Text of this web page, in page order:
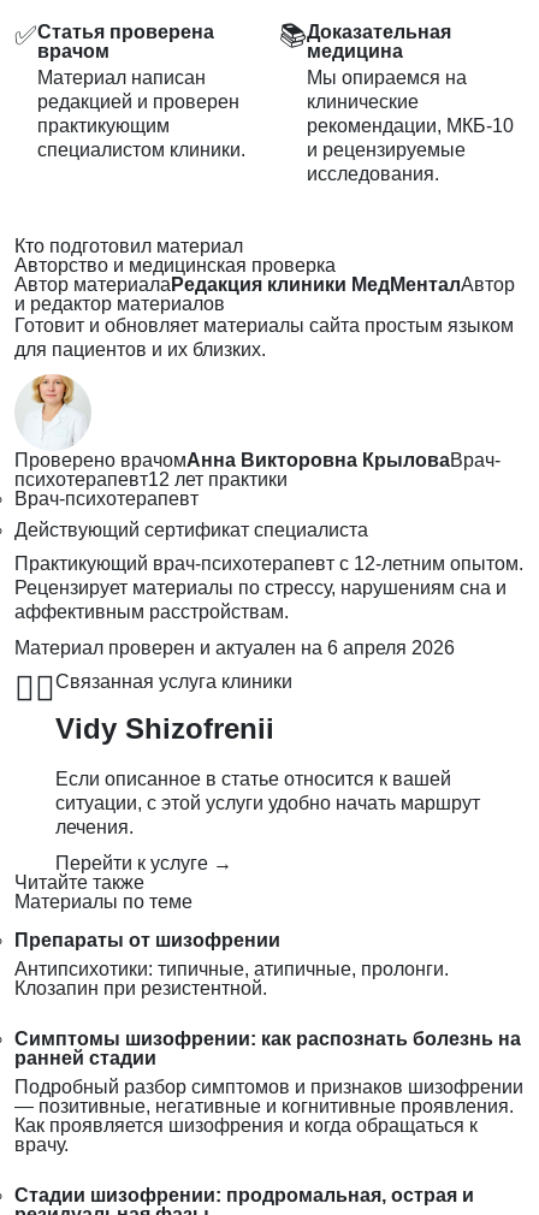
✅Статья проверена
врачом
Материал написан
редакцией и проверен
практикующим
специалистом клиники.
📚Доказательная
медицина
Мы опираемся на
клинические
рекомендации, МКБ-10
и рецензируемые
исследования.
Кто подготовил материал
Авторство и медицинская проверка
Автор материала Редакция клиники МедМенталАвтор
и редактор материалов
Готовит и обновляет материалы сайта простым языком
для пациентов и их близких.
Проверено врачомАнна Викторовна КрыловаВрач-
психотерапевт12 лет практики
Врач-психотерапевт
Действующий сертификат специалиста
Практикующий врач-психотерапевт с 12-летним опытом.
Рецензирует материалы по стрессу, нарушениям сна и
аффективным расстройствам.
Материал проверен и актуален на 6 апреля 2026
👨‍⚕️Связанная услуга клиники
Vidy Shizofrenii
Если описанное в статье относится к вашей
ситуации, с этой услуги удобно начать маршрут
лечения.
Перейти к услуге →
Читайте также
Материалы по теме
Препараты от шизофрении
Антипсихотики: типичные, атипичные, пролонги.
Клозапин при резистентной.
Симптомы шизофрении: как распознать болезнь на
ранней стадии
Подробный разбор симптомов и признаков шизофрении
— позитивные, негативные и когнитивные проявления.
Как проявляется шизофрения и когда обращаться к
врачу.
Стадии шизофрении: продромальная, острая и